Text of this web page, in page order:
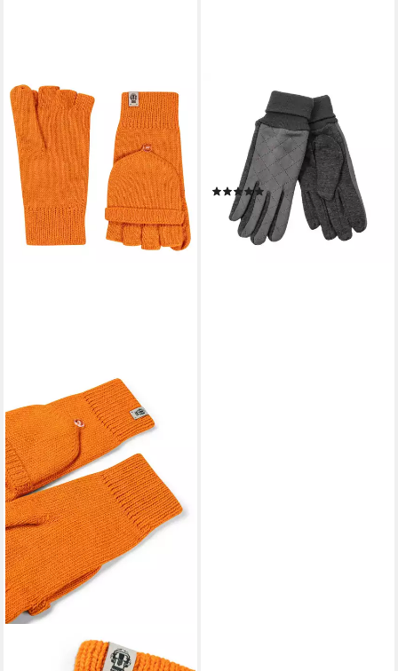
Strickhandschuhe
Strickhandschuhe Damen
Handschuhe
Fingerhandschuhe in diversen
Designs und Farben
(1)
10,00 €
lieferbar - in 2-3 Werktagen bei dir